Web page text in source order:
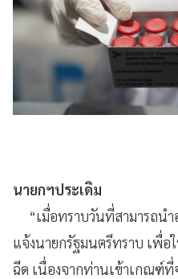
นายกฯประเดิม
“เมื่อทราบวันที่สามารถน
แจ้งนายกรัฐมนตรีทราบ เพื่อ
ฉีด เนื่องจากท่านเข้าเกณฑ์ที่